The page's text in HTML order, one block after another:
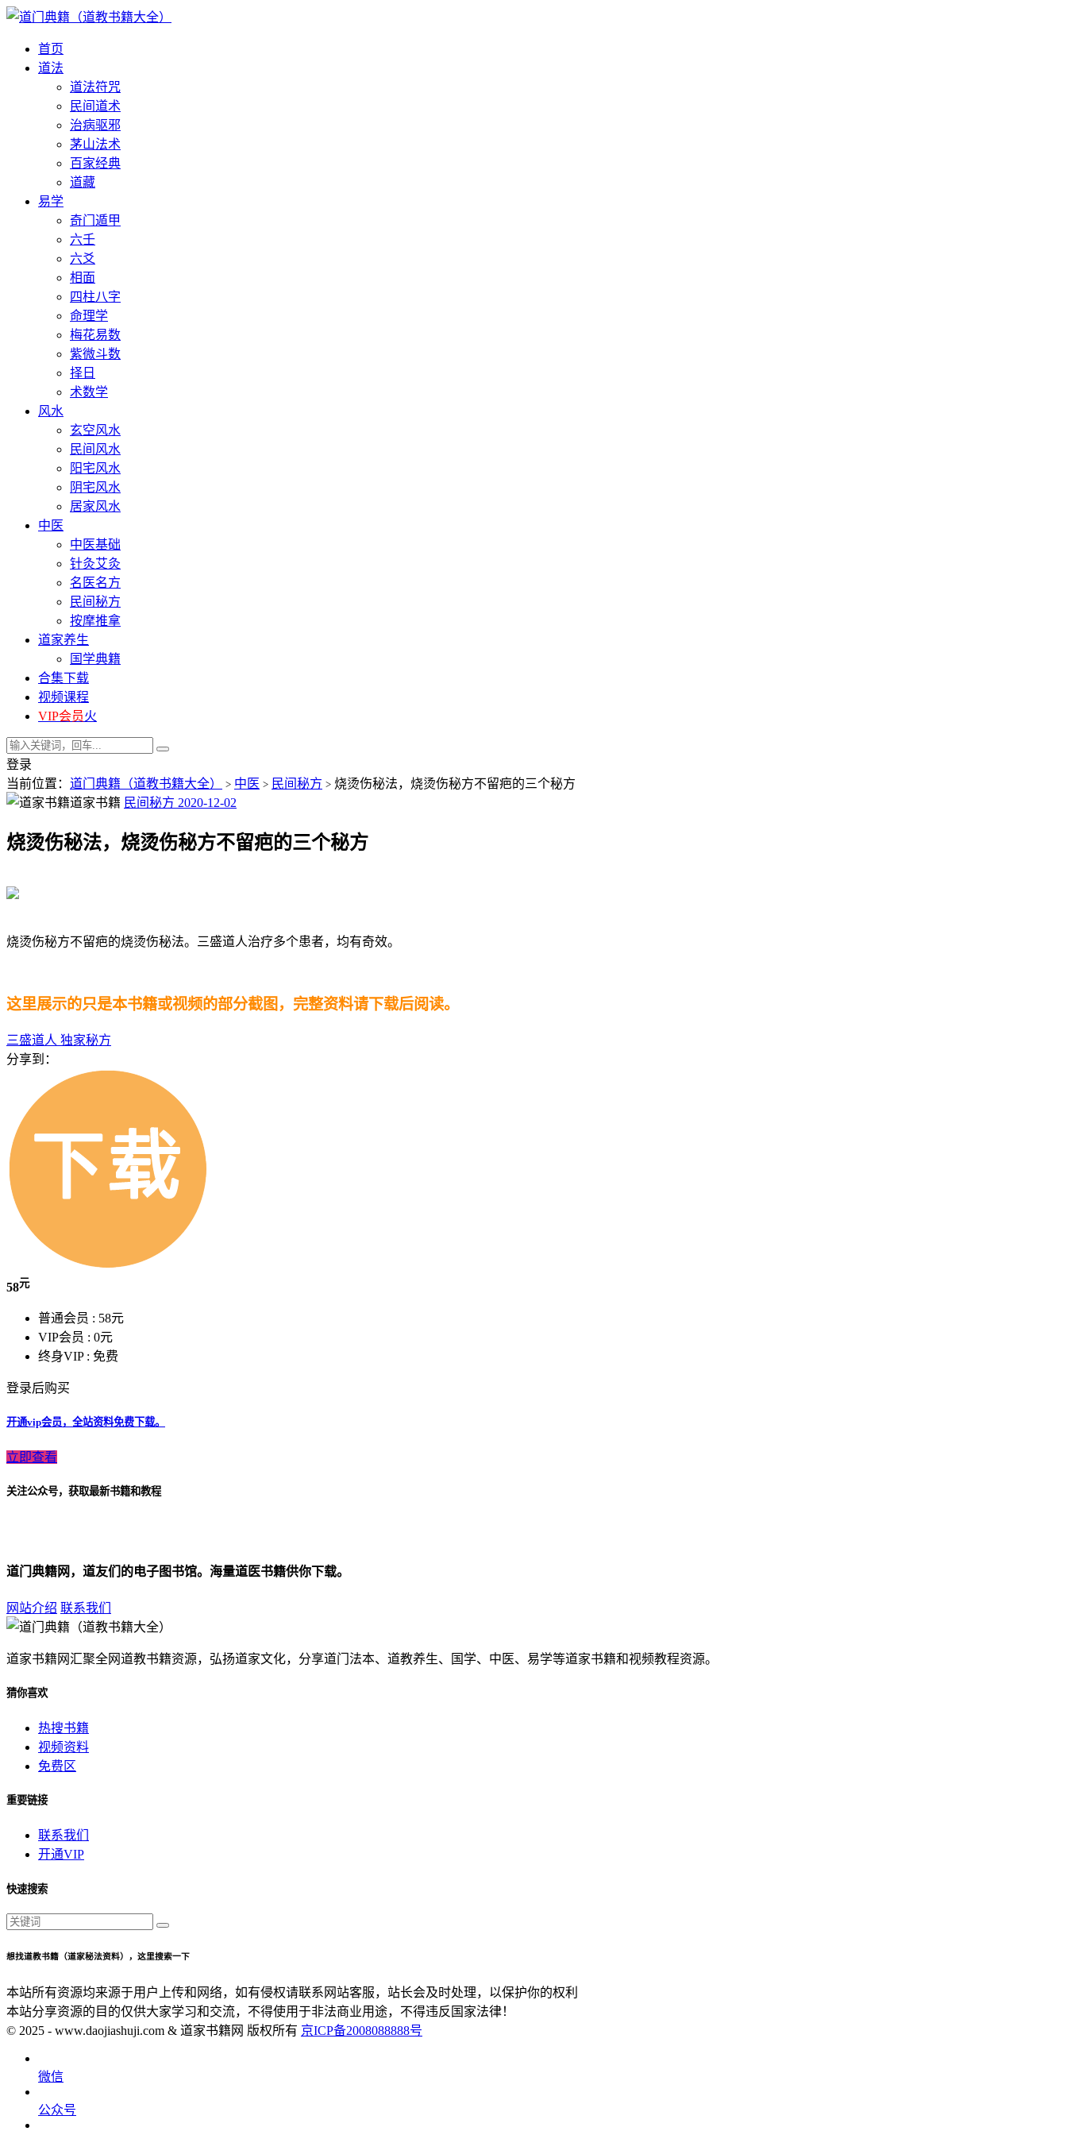
首页
道法
道法符咒
民间道术
治病驱邪
茅山法术
百家经典
道藏
易学
奇门遁甲
六壬
六爻
相面
四柱八字
命理学
梅花易数
紫微斗数
择日
术数学
风水
玄空风水
民间风水
阳宅风水
阴宅风水
居家风水
中医
中医基础
针灸艾灸
名医名方
民间秘方
按摩推拿
道家养生
国学典籍
合集下载
视频课程
VIP会员火
登录
当前位置： 道门典籍（道教书籍大全） > 中医 > 民间秘方 > 烧烫伤秘法，烧烫伤秘方不留疤的三个秘方
道家书籍 民间秘方 2020-12-02
烧烫伤秘法，烧烫伤秘方不留疤的三个秘方
烧烫伤秘方不留疤的烧烫伤秘法。三盛道人治疗多个患者，均有奇效。
这里展示的只是本书籍或视频的部分截图，完整资料请下载后阅读。
三盛道人 独家秘方
分享到：
58元
普通会员 : 58元
VIP会员 : 0元
终身VIP : 免费
登录后购买
开通vip会员，全站资料免费下载。
立即查看
关注公众号，获取最新书籍和教程
道门典籍网，道友们的电子图书馆。海量道医书籍供你下载。
网站介绍 联系我们
道家书籍网汇聚全网道教书籍资源，弘扬道家文化，分享道门法本、道教养生、国学、中医、易学等道家书籍和视频教程资源。
猜你喜欢
热搜书籍
视频资料
免费区
重要链接
联系我们
开通VIP
快速搜索
想找道教书籍（道家秘法资料），这里搜索一下
本站所有资源均来源于用户上传和网络，如有侵权请联系网站客服，站长会及时处理，以保护你的权利
本站分享资源的目的仅供大家学习和交流，不得使用于非法商业用途，不得违反国家法律！
© 2025 - www.daojiashuji.com & 道家书籍网 版权所有 京ICP备2008088888号
微信
公众号